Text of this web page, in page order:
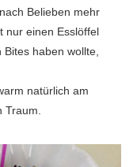
Belieben mehr
nur einen Esslöffel
haben wollte,
natürlich am
Traum.